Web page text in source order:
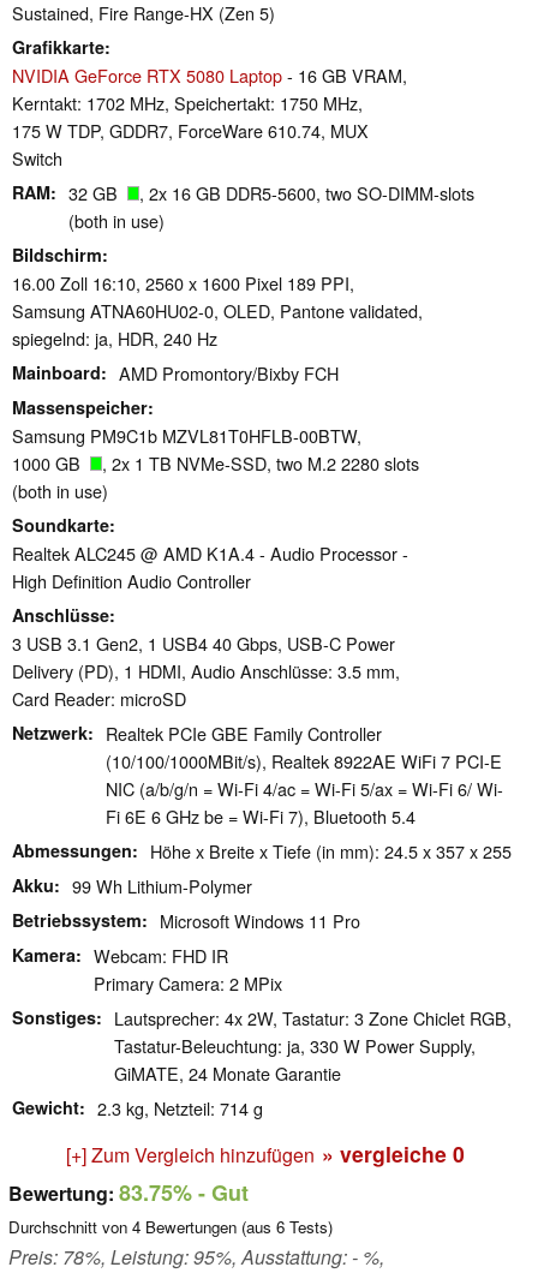
Sustained, Fire Range-HX (Zen 5)
Grafikkarte
NVIDIA GeForce RTX 5080 Laptop- 16 GB VRAM,
Kerntakt: 1702 MHz, Speichertakt: 1750 MHz,
175 W TDP, GDDR7, ForceWare 610.74, MUX
Switch
RAM 32 GB
, 2x 16 GB DDR5-5600, two SO-DIMM-slots
(both in use)
Bildschirm
16.00 Zoll 16:10, 2560 x 1600 Pixel 189 PPI,
Samsung ATNA60HU02-0, OLED, Pantone validated,
spiegelnd: ja, HDR, 240 Hz
Mainboard AMD Promontory/Bixby FCH
Massenspeicher
Samsung PM9C1b MZVL81T0HFLB-00BTW,
1000 GB
, 2x 1 TB NVMe-SSD, two M.2 2280 slots
(both in use)
Soundkarte
Realtek ALC245 @ AMD K1A.4 - Audio Processor -
High Definition Audio Controller
Anschlüsse
3 USB 3.1 Gen2, 1 USB4 40 Gbps, USB-C Power
Delivery (PD), 1 HDMI, Audio Anschlüsse: 3.5 mm,
Card Reader: microSD
Netzwerk
Realtek PCIe GBE Family Controller
(10/100/1000MBit/s), Realtek 8922AE WiFi 7 PCI-E
NIC (a/b/g/n = Wi-Fi 4/ac = Wi-Fi 5/ax = Wi-Fi 6/ Wi-
Fi 6E 6 GHz be = Wi-Fi 7), Bluetooth 5.4
Abmessungen Höhe x Breite x Tiefe (in mm): 24.5 x 357 x 255
Akku 99 Wh Lithium-Polymer
Betriebssystem Microsoft Windows 11 Pro
Kamera
Webcam: FHD IR
Primary Camera: 2 MPix
Sonstiges
Lautsprecher: 4x 2W, Tastatur: 3 Zone Chiclet RGB,
Tastatur-Beleuchtung: ja, 330 W Power Supply,
GiMATE, 24 Monate Garantie
Gewicht 2.3 kg, Netzteil: 714 g
[+] Zum Vergleich hinzufügen » vergleiche 0
Bewertung: 83.75%- Gut
Durchschnitt von 4 Bewertungen (aus 6 Tests)
Preis: 78%, Leistung: 95%, Ausstattung: - %,